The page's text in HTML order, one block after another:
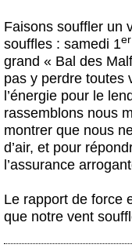
Faisons souffler un
souffles : samedi 1er
grand « Bal des
pas y perdre toutes
l’énergie pour le
rassemblons nous
montrer que nous
d’air, et pour
l’assurance
Le rapport de force
que notre vent